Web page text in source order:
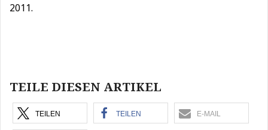
2011.
TEILE DIESEN ARTIKEL
TEILEN TEILEN E-MAIL